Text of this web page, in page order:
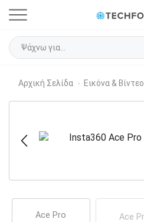
Αρχική Σελίδα › Εικόνα & Βίντεο